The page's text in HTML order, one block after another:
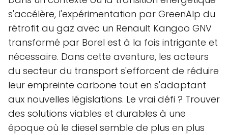
s'accélère, l'expérimentation par GreenAlp du
rétrofit au gaz avec un Renault Kangoo GNV
transformé par Borel est à la fois intrigante et
nécessaire. Dans cette aventure, les acteurs
du secteur du transport s'efforcent de réduire
leur empreinte carbone tout en s'adaptant
aux nouvelles législations. Le vrai défi ? Trouver
des solutions viables et durables à une
époque où le diesel semble de plus en plus